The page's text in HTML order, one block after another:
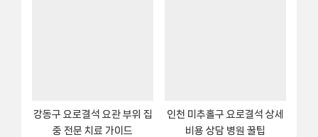
:
강동구 요로결석 요관 부위 집
중 전문 치료 가이드
인천 미추홀구 요로결석 상세
비용 상담 병원 꿀팁